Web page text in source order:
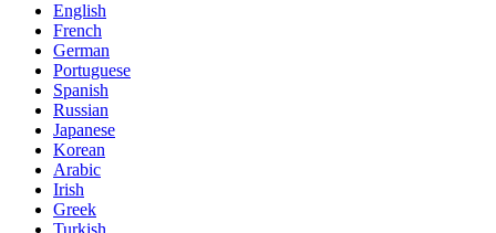
English
French
German
Portuguese
Spanish
Russian
Japanese
Korean
Arabic
Irish
Greek